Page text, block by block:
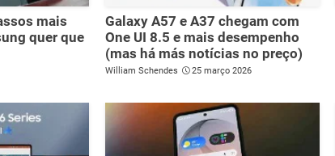
mais
quer que
Galaxy A57 e A37 chegam com
One UI 8.5 e mais desempenho
(mas há más notícias no preço)
William Schendes 25 março 2026